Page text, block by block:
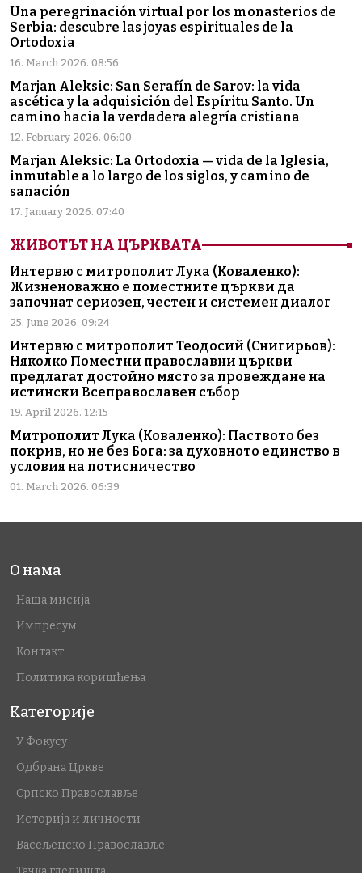
Una peregrinación virtual por los monasterios de
Serbia: descubre las joyas espirituales de la
Ortodoxia
16. March 2026. 08:56
Marjan Aleksic: San Serafín de Sarov: la vida
ascética y la adquisición del Espíritu Santo. Un
camino hacia la verdadera alegría cristiana
12. February 2026. 06:00
Marjan Aleksic: La Ortodoxia — vida de la Iglesia,
inmutable a lo largo de los siglos, y camino de
sanación
17. January 2026. 07:40
ЖИВОТЪТ НА ЦЪРКВАТА
Интервю с митрополит Лука (Коваленко):
Жизненоважно е поместните църкви да
започнат сериозен, честен и системен диалог
25. June 2026. 09:24
Интервю с митрополит Теодосий (Снигирьов):
Няколко Поместни православни църкви
предлагат достойно място за провеждане на
истински Всеправославен събор
19. April 2026. 12:15
Митрополит Лука (Коваленко): Паството без
покрив, но не без Бога: за духовното единство в
условия на потисничество
01. March 2026. 06:39
О нама
Наша мисија
Импресум
Контакт
Политика коришћења
Категорије
У Фокусу
Одбрана Цркве
Српско Православље
Историја и личности
Васељенско Православље